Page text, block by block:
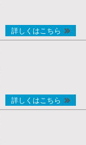
詳しくはこちら
詳しくはこちら